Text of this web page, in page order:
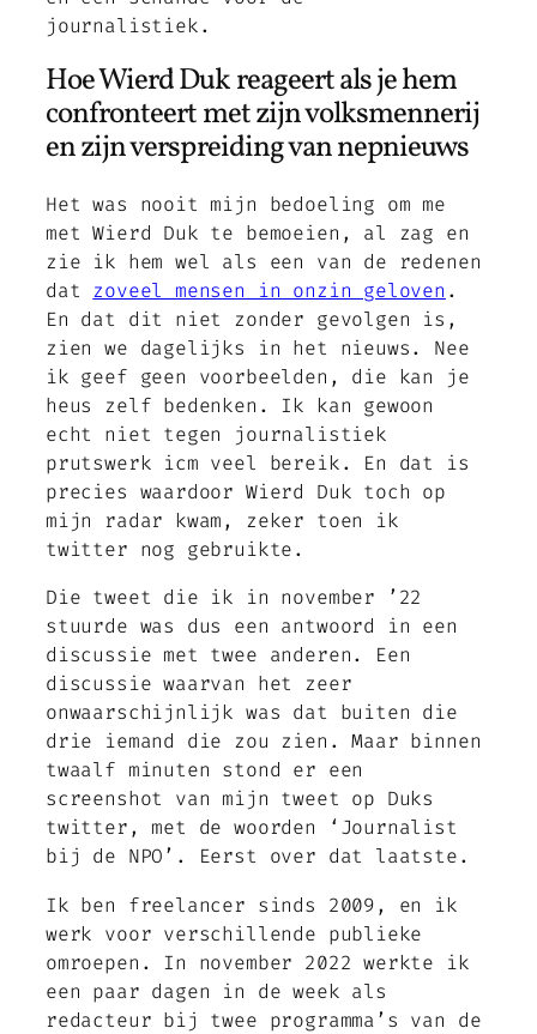
journalistiek.
Hoe Wierd Duk reageert als je hem
confronteert met zijn volksmennerij
en zijn verspreiding van nepnieuws
Het was nooit mijn bedoeling om me
met Wierd Duk te bemoeien, al zag en
zie ik hem wel als een van de redenen
dat zoveel mensen in onzin geloven .
En dat dit niet zonder gevolgen is,
zien we dagelijks in het nieuws. Nee
ik geef geen voorbeelden, die kan je
heus zelf bedenken. Ik kan gewoon
echt niet tegen journalistiek
prutswerk icm veel bereik. En dat is
precies waardoor Wierd Duk toch op
mijn radar kwam, zeker toen ik
twitter nog gebruikte.
Die tweet die ik in november ’22
stuurde was dus een antwoord in een
discussie met twee anderen. Een
discussie waarvan het zeer
onwaarschijnlijk was dat buiten die
drie iemand die zou zien. Maar binnen
twaalf minuten stond er een
screenshot van mijn tweet op Duks
twitter, met de woorden ‘Journalist
bij de NPO’. Eerst over dat laatste.
Ik ben freelancer sinds 2009, en ik
werk voor verschillende publieke
omroepen. In november 2022 werkte ik
een paar dagen in de week als
redacteur bij twee programma’s van de